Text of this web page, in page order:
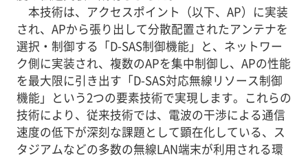
本技術は、アクセスポイント（以下、AP）に実装
され、APから張り出して分散配置されたアンテナを
選択・制御する「D-SAS制御機能」と、ネットワー
ク側に実装され、複数のAPを集中制御し、APの性能
を最大限に引き出す「D-SAS対応無線リソース制御
機能」という2つの要素技術で実現します。これらの
技術により、従来技術では、電波の干渉による通信
速度の低下が深刻な課題として顕在化している、ス
タジアムなどの多数の無線LAN端末が利用される環